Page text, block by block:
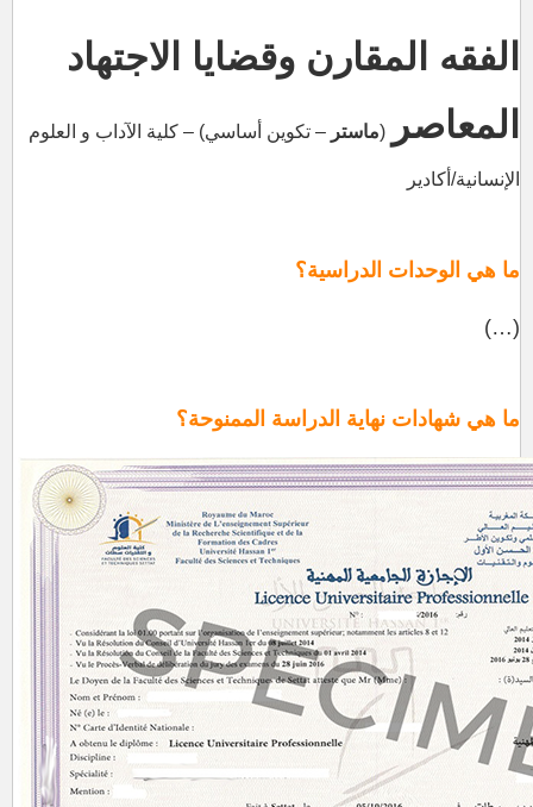
الفقه المقارن وقضايا الاجتهاد
المعاصر
(ماستر – تكوين أساسي) – كلية الآداب و العلوم
الإنسانية/أكادير
ما هي الوحدات الدراسية؟
(…)
ما هي شهادات نهاية الدراسة الممنوحة؟